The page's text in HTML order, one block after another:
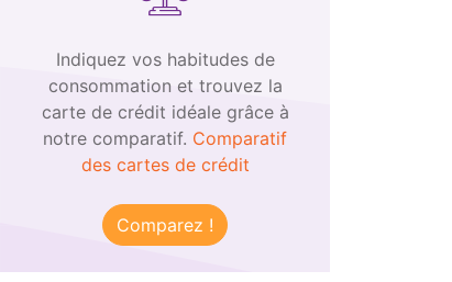
Indiquez vos habitudes de
consommation et trouvez la
carte de crédit idéale grâce à
notre comparatif. Comparatif
des cartes de crédit
Comparez !